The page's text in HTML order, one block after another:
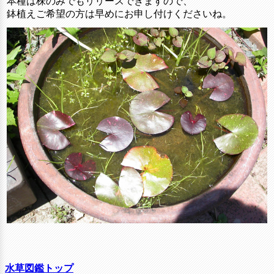
鉢植えご希望の方は早めにお申し付けくださいね。
水草図鑑トップ